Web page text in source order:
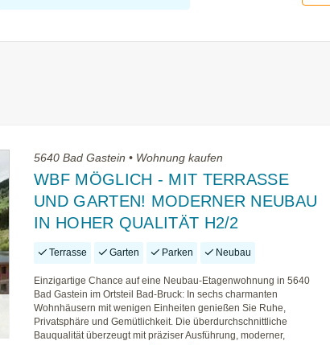
5640 Bad Gastein • Wohnung kaufen
WBF MÖGLICH - MIT TERRASSE
UND GARTEN! MODERNER NEUBAU
IN HOHER QUALITÄT H2/2
Terrasse Garten Parken Neubau
Einzigartige Chance auf eine Neubau-Etagenwohnung in 5640
Bad Gastein im Ortsteil Bad-Bruck: In sechs charmanten
Wohnhäusern mit wenigen Einheiten genießen Sie Ruhe,
Privatsphäre und Gemütlichkeit. Die überdurchschnittliche
Bauqualität überzeugt mit präziser Ausführung, moderner,